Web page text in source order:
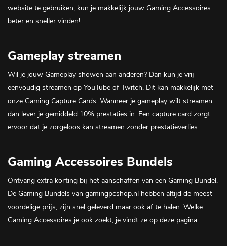
website te gebruiken, kun je makkelijk jouw Gaming Accessoires
beter en sneller vinden!
Gameplay streamen
Wil je jouw Gameplay showen aan anderen? Dan kun je vrij
eenvoudig streamen op YouTube of Twitch. Dit kan makkelijk met
onze Gaming Capture Cards. Wanneer je gameplay wilt streamen
dan lever je gemiddeld 10% prestaties in. Een capture card zorgt
ervoor dat je zorgeloos kan streamen zonder prestatieverlies.
Gaming Accessoires Bundels
Ontvang extra korting bij het aanschaffen van een Gaming Bundel.
De Gaming Bundels van gamingpcshop.nl hebben altijd de meest
voordelige prijs, zijn snel geleverd maar ook af te halen. Welke
Gaming Accessoires je ook zoekt, je vindt ze op deze pagina.